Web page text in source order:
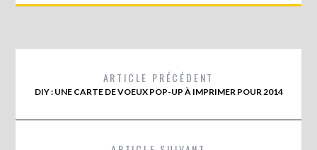
ARTICLE PRÉCÉDENT
DIY : UNE CARTE DE VOEUX POP-UP À IMPRIMER POUR 2014